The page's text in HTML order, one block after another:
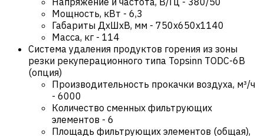
Мощность, кВт - 6,3
Габариты ДхШхВ, мм - 750х650х1140
Масса, кг - 114
Система удаления продуктов горения из зоны
резки рекуперационного типа Topsinn TODC-6B
(опция)
Производительность прокачки воздуха, м³/ч
- 6000
Количество сменных фильтрующих
элементов - 6
Площадь фильтрующих элементов (общая),